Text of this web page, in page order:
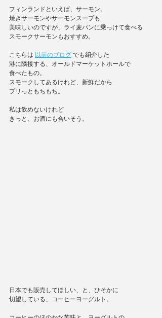
フィンランドといえば、サーモン。
焼きサーモンやサーモンスープも
美味しいのですが、ライ麦パンに乗っけて食べる
スモークサーモンもおすすめ。
こちらは 以前のブログ でも紹介した
港に隣接する、オールドマーケットホールで
食べたもの。
スモークしてあるけれど、新鮮だから
プリっともちもち。
私は飲めないけれど
きっと、お酒にも合いそう。
日本でも販売してほしい、と、ひそかに
切望している、コーヒーヨーグルト。